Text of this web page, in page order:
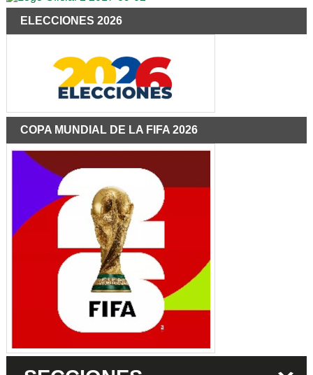
ELECCIONES 2026
COPA MUNDIAL DE LA FIFA 2026